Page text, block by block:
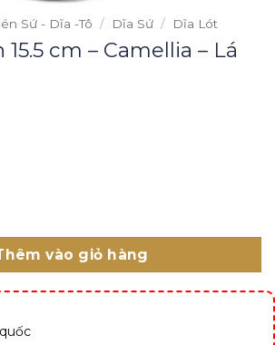
Sứ - Dĩa -Tô / Dĩa Sứ / Dĩa Lót
cm – Camellia – Lá
- Camellia - Lá Xanh số lượng
vào giỏ hàng